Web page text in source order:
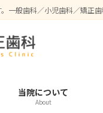
一般歯科／小児歯科／矯正
当院について
About